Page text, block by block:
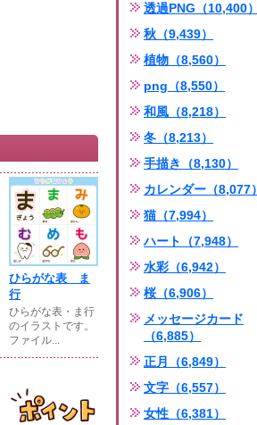
ひらがな表 ま
行
ひらがな表・ま行
のイラストです。
ファイル...
透過PNG（10,400）
秋（9,439）
植物（8,560）
png（8,550）
和風（8,218）
冬（8,213）
手描き（8,130）
カレンダー（8,077）
猫（7,994）
ハート（7,948）
水彩（6,942）
桜（6,906）
メッセージカード
（6,885）
正月（6,849）
文字（6,557）
女性（6,381）